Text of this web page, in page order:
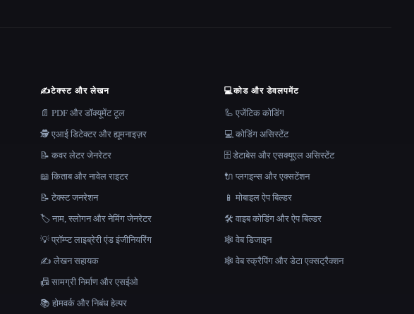
✍️टेक्स्ट और लेखन
📄 PDF और डॉक्यूमेंट टूल
🕵️ एआई डिटेक्टर और ह्यूमनाइज़र
📝 कवर लेटर जेनरेटर
📖 किताब और नावेल राइटर
📝 टेक्स्ट जनरेशन
🏷️ नाम, स्लोगन और नेमिंग जेनरेटर
💡 प्रॉम्प्ट लाइब्रेरी एंड इंजीनियरिंग
✍️ लेखन सहायक
📠 सामग्री निर्माण और एसईओ
📚 होमवर्क और निबंध हेल्पर
💻कोड और डेवलपमेंट
🦾 एजेंटिक कोडिंग
💻 कोडिंग असिस्टेंट
🗄️ डेटाबेस और एसक्यूएल असिस्टेंट
🔌 प्लगइन्स और एक्सटेंशन
📱 मोबाइल ऐप बिल्डर
🛠️ वाइब कोडिंग और ऐप बिल्डर
🕸 वेब डिजाइन
🕸️ वेब स्क्रैपिंग और डेटा एक्सट्रैक्शन